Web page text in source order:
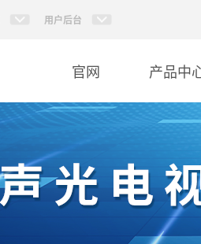
用户后台
官网 产品中